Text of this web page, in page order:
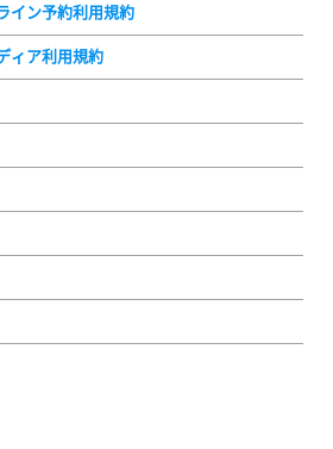
イン予約利用規約
ィア利用規約